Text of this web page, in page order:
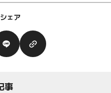
ェア
事